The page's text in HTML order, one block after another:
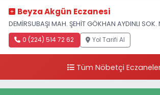
Beyza Akgün Eczanesi
DEMİRSUBAŞI MAH. ŞEHİT GÖKHAN AYDINLI SOK.
0 (224) 514 72 62 Yol Tarifi Al
Tüm Nöbetçi